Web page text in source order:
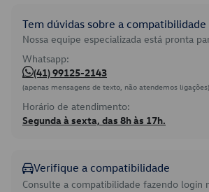
Tem dúvidas sobre a
Nossa equipe especializada está pronta
Whatsapp:
(41) 99125-2143
(apenas mensagens de texto, não atendemos ligações)
Horário de atendimento:
Segunda à sexta, das 8h às 17h.
Verifique a compatibilidade
Consulte a compatibilidade fazendo login